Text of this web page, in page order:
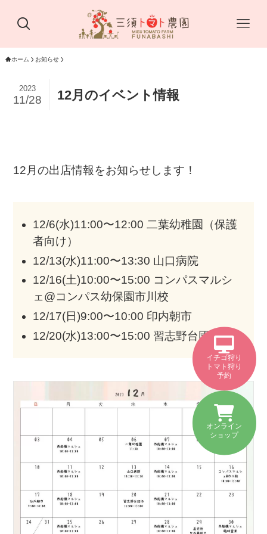
イチゴ狩り
トマト狩り
予約
オンライン
ショップ
ホーム お知らせ
12月のイベント情報
2023
11/28
12月の出店情報をお知らせします！
12/6(水)11:00〜12:00 二葉幼稚園（保護
者向け）
12/13(水)11:00〜13:30 山口病院
12/16(土)10:00〜15:00 コンパスマルシ
ェ@コンパス幼保園市川校
12/17(日)9:00〜10:00 印内朝市
12/20(水)13:00〜15:00 習志野台団地